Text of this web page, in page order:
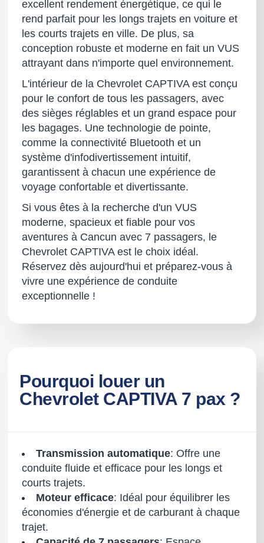
excellent rendement énergétique, ce qui le
rend parfait pour les longs trajets en voiture et
les courts trajets en ville. De plus, sa
conception robuste et moderne en fait un VUS
attrayant dans n'importe quel environnement.
L'intérieur de la Chevrolet CAPTIVA est conçu
pour le confort de tous les passagers, avec
des sièges réglables et un grand espace pour
les bagages. Une technologie de pointe,
comme la connectivité Bluetooth et un
système d'infodivertissement intuitif,
garantissent à chacun une expérience de
voyage confortable et divertissante.
Si vous êtes à la recherche d'un VUS
moderne, spacieux et fiable pour vos
aventures à Cancun avec 7 passagers, le
Chevrolet CAPTIVA est le choix idéal.
Réservez dès aujourd'hui et préparez-vous à
vivre une expérience de conduite
exceptionnelle !
Pourquoi louer un
Chevrolet CAPTIVA 7 pax ?
Transmission automatique: Offre une
conduite fluide et efficace pour les longs et
courts trajets.
Moteur efficace: Idéal pour équilibrer les
économies d'énergie et de carburant à chaque
trajet.